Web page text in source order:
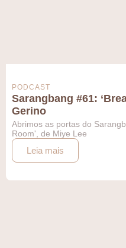
PODCAST
Sarangbang #61:
Gerino
Abrimos as portas do
Room', de Miye Lee
Leia mais